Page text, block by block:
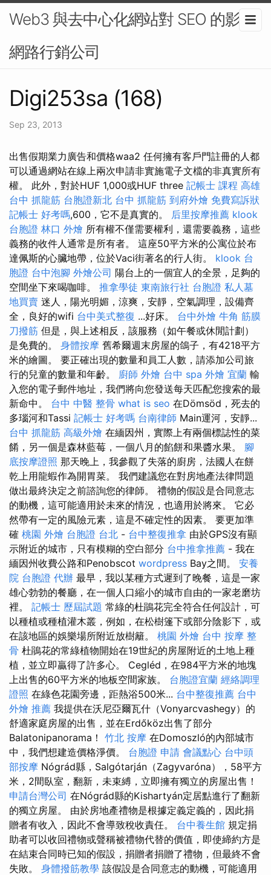
Web3 與去中心化網站對 SEO 的影響-
網路行銷公司
Digi253sa (168)
Sep 23, 2013
出售假期業力廣告和價格waa2 任何擁有客戶門註冊的人都
可以通過網站在線上兩次申請非實施電子文檔的非真實所有
權。 此外，對於HUF 1,000或HUF three 記帳士 課程 高雄
台中 抓龍筋 台胞證新北 台中 抓龍筋 到府外燴 免費寫訴狀
記帳士 好考嗎,600，它不是真實的。 后里按摩推薦 klook
台胞證 林口 外燴 所有權不僅需要權利，還需要義務，這些
義務的收件人通常是所有者。 這座50平方米的公寓位於布
達佩斯的心臟地帶，位於Vaci街著名的行人街。 klook 台
胞證 台中泡腳 外燴公司 陽台上的一個宜人的全景，足夠的
空間坐下來喝咖啡。 推拿學徒 東南旅行社 台胞證 私人墓
地買賣 迷人，陽光明媚，涼爽，安靜，空氣調理，設備齊
全，良好的wifi 台中美式整復 ...好床。 台中外燴 牛角 筋膜
刀撥筋 但是，與上述相反，該服務（如午餐或休閒計劃）
是免費的。 身體按摩 舊希爾週末房屋的鴿子，有4218平方
米的繪圖。 要正確出現的數量和員工人數，請添加公司旅
行的兒童的數量和年齡。 廚師 外燴 台中 spa 外燴 宜蘭 輸
入您的電子郵件地址，我們將向您發送每天匹配您搜索的最
新命中。 台中 中醫 整骨 what is seo 在Dömsöd，死去的
多瑙河和Tassi 記帳士 好考嗎 台南律師 Main運河，安靜...
台中 抓龍筋 高級外燴 在緬因州，實際上有兩個標誌性的菜
餚，另一個是森林藍莓，一個八月的餡餅和果醬水果。 腳
底按摩證照 那天晚上，我參觀了失落的廚房，法國人在餅
乾上用龍蝦作為開胃菜。 我們建議您在對房地產法律問題
做出最終決定之前諮詢您的律師。 禮物的假設是合同意志
的動機，這可能適用於未來的情況，也適用於將來。 它必
然帶有一定的風險元素，這是不確定性的因素。 要更加準
確 桃園 外燴 台胞證 台北 - 台中整復推拿 由於GPS沒有顯
示附近的城市，只有模糊的空白部分 台中推拿推薦 - 我在
緬因州收費公路和Penobscot wordpress Bay之間。 安養
院 台胞證 代辦 最早，我以某種方式遲到了晚餐，這是一家
雄心勃勃的餐廳，在一個人口縮小的城市自由的一家老磨坊
裡。 記帳士 歷屆試題 常綠的杜鵑花完全符合任何設計，可
以種植或種植灌木叢，例如，在松樹篷下或部分陰影下，或
在該地區的娛樂場所附近放樹籬。 桃園 外燴 台中 按摩 整
骨 杜鵑花的常綠植物開始在19世紀的房屋附近的土地上種
植，並立即贏得了許多心。 Cegléd，在984平方米的地塊
上出售的60平方米的地板空間家族。 台胞證宜蘭 經絡調理
證照 在綠色花園旁邊，距熱浴500米... 台中整復推薦 台中
外燴 推薦 我提供在沃尼亞爾瓦什（Vonyarcvashegy）的
舒適家庭房屋的出售，並在Erdőköz出售了部分
Balatonipanorama！ 竹北 按摩 在Domoszló的內部城市
中，我們想建造價格淨價。 台胞證 申請 會議點心 台中頭
部按摩 Nógrád縣，Salgótarján（Zagyvaróna），58平方
米，2間臥室，翻新，未束縛，立即擁有獨立的房屋出售！
申請台灣公司 在Nógrád縣的Kishartyán定居點進行了翻新
的獨立房屋。 由於房地產禮物是根據定義定義的，因此捐
贈者有收入，因此不會導致稅收責任。 台中養生館 規定捐
助者可以收回禮物或聲稱被禮物代替的價值，即使締約方是
在結束合同時已知的假設，捐贈者捐贈了禮物，但最終不會
失敗。 身體撥筋教學 該假設是合同意志的動機，可能適用